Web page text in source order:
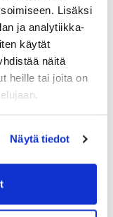
Lisäksi
ja analytiikka-
käytät
näitä
heille tai joita on
Näytä tiedot
klo
€ + alv 24
alla olevasta
valitse